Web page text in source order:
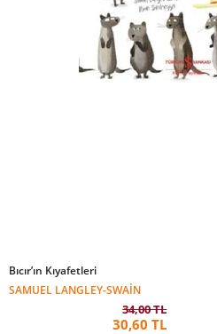
Bıcır’ın Kıyafetleri
SAMUEL LANGLEY-SWAIN
34,00 TL
30,60 TL